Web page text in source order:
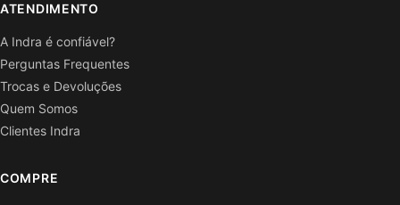
ATENDIMENTO
A Indra é confiável?
Perguntas Frequentes
Trocas e Devoluções
Quem Somos
Clientes Indra
COMPRE